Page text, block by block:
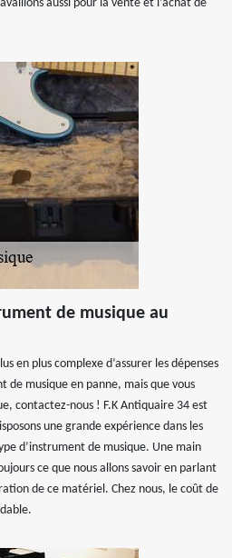
aussi pour la vente et l’achat de
de musique au
en plus complexe d’assurer les dépenses
de musique en panne, mais que vous
contactez-nous ! F.K Antiquaire 34 est
une grande expérience dans les
d’instrument de musique. Une main
ce que nous allons savoir en parlant
de ce matériel. Chez nous, le coût de